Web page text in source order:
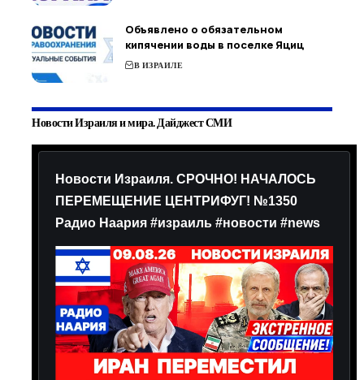
Объявлено о обязательном
кипячении воды в поселке Яциц
В ИЗРАИЛЕ
Новости Израиля и мира. Дайджест СМИ